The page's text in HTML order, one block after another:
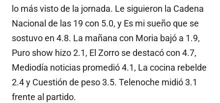
lo más visto de la jornada. Le siguieron la Cadena
Nacional de las 19 con 5.0, y Es mi sueño que se
sostuvo en 4.8. La mañana con Moria bajó a 1.9,
Puro show hizo 2.1, El Zorro se destacó con 4.7,
Mediodía noticias promedió 4.1, La cocina rebelde
2.4 y Cuestión de peso 3.5. Telenoche midió 3.1
frente al partido.